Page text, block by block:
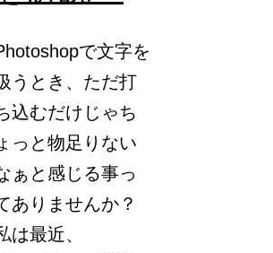
フ
ォ
ン
ト
5
選
で文字を
うとき、ただ打
込むだけじゃち
っと物足りない
ぁと感じる事っ
ありませんか？
は最近、